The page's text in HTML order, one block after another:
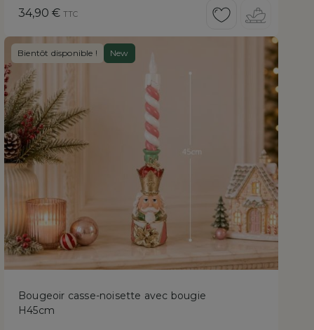
Prix
34,90 € TTC
Bientôt disponible ! New
Bougeoir casse-noisette avec bougie
H45cm